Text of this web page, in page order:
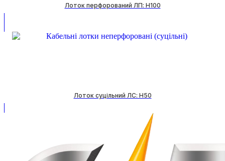
Лоток перфорований ЛП: H100
Лоток суцільний ЛС: H50